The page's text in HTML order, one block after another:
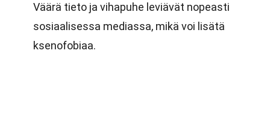
Väärä tieto ja vihapuhe leviävät nopeasti
sosiaalisessa mediassa, mikä voi lisätä
ksenofobiaa.